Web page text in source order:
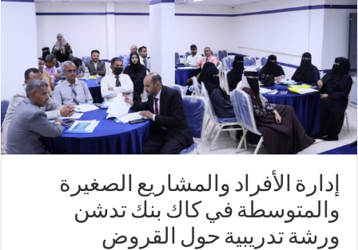
إدارة الأفراد والمشاريع الصغيرة
والمتوسطة في كاك بنك تدشن
ورشة تدريبية حول القروض